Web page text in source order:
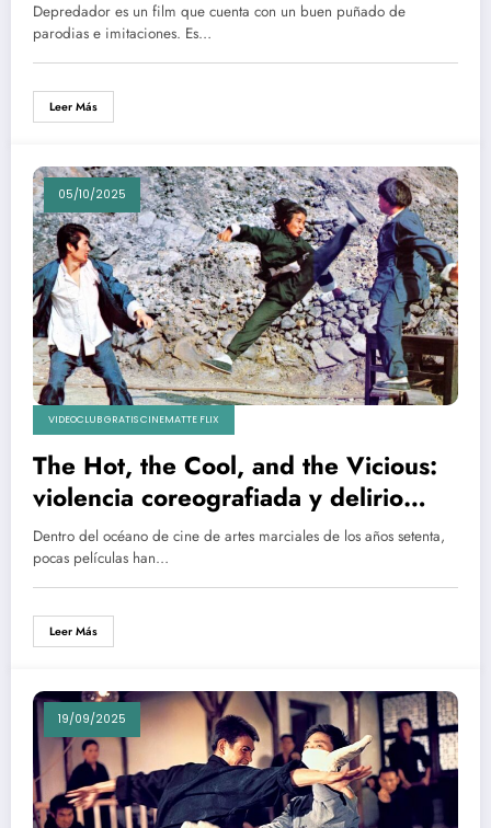
Depredador es un film que cuenta con un buen puñado de
parodias e imitaciones. Es…
Leer Más
05/10/2025
VIDEOCLUB GRATIS CINEMATTE FLIX
The Hot, the Cool, and the Vicious:
violencia coreografiada y delirio
pulp en celuloide
Dentro del océano de cine de artes marciales de los años setenta,
pocas películas han…
Leer Más
19/09/2025